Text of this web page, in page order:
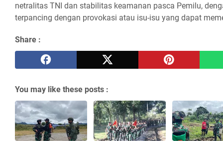
netralitas TNI dan stabilitas keamanan pasca Pemilu,
terpancing dengan provokasi atau isu-isu yang dapat
Share :
You may like these posts :